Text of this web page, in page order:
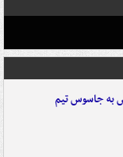
به جاسوس تیم